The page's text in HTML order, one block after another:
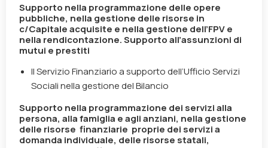
Supporto nella programmazione delle opere
pubbliche, nella gestione delle risorse in
c/Capitale acquisite e nella gestione dell’FPV e
nella rendicontazione. Supporto all’assunzioni di
mutui e prestiti
Il Servizio Finanziario a supporto dell’Ufficio Servizi
Sociali nella gestione del Bilancio
Supporto nella programmazione dei servizi alla
persona, alla famiglia e agli anziani, nella gestione
delle risorse finanziarie proprie dei servizi a
domanda individuale, delle risorse statali,